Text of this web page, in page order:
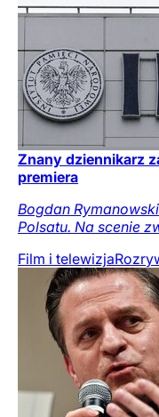
Znany dziennikarz
premiera
Bogdan
Polsatu. Na scenie
Film i telewizja